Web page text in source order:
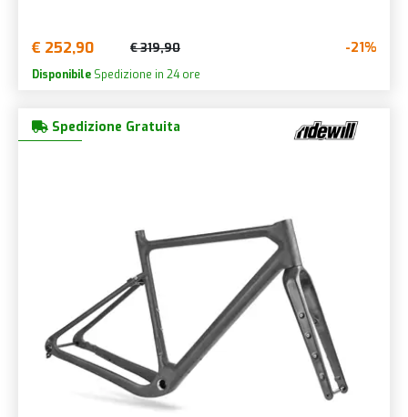
€ 252,90 € 319,90 -21%
Disponibile Spedizione in 24 ore
Spedizione Gratuita